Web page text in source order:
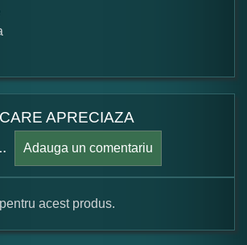
APRECIAZA
Adauga un comentariu
client
acest produs.